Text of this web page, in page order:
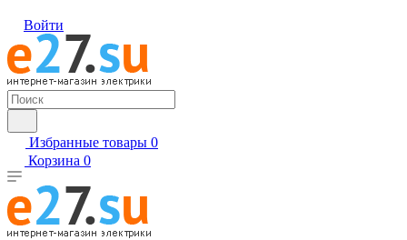
Войти
Избранные товары 0
Корзина 0